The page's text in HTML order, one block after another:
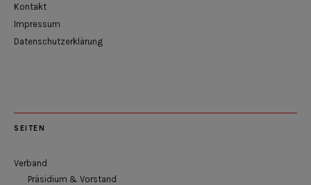
Kontakt
Impressum
Datenschutzerklärung
SEITEN
Verband
Präsidium & Vorstand